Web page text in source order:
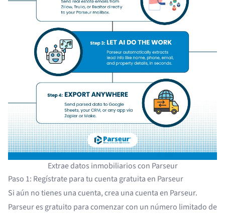
Extrae datos inmobiliarios con Parseur
Paso 1: Regístrate para tu cuenta gratuita en Parseur
Si aún no tienes una cuenta,crea una cuenta en Parseur.
Parseur es gratuito para comenzar con un número limitado de